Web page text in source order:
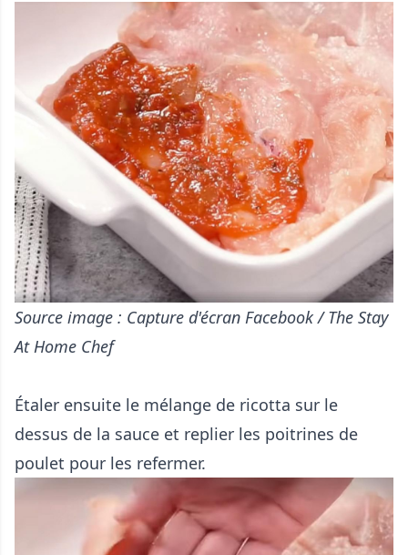
Source image : Capture d'écran Facebook / The Stay
At Home Chef
Étaler ensuite le mélange de ricotta sur le
dessus de la sauce et replier les poitrines de
poulet pour les refermer.